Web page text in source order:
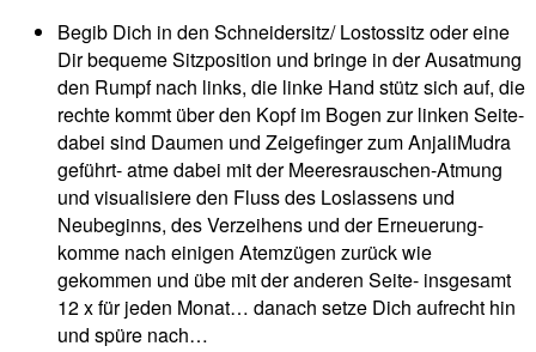
Begib Dich in den Schneidersitz/ Lostossitz oder eine
Dir bequeme Sitzposition und bringe in der Ausatmung
den Rumpf nach links, die linke Hand stütz sich auf, die
rechte kommt über den Kopf im Bogen zur linken Seite-
dabei sind Daumen und Zeigefinger zum AnjaliMudra
geführt- atme dabei mit der Meeresrauschen-Atmung
und visualisiere den Fluss des Loslassens und
Neubeginns, des Verzeihens und der Erneuerung-
komme nach einigen Atemzügen zurück wie
gekommen und übe mit der anderen Seite- insgesamt
12 x für jeden Monat… danach setze Dich aufrecht hin
und spüre nach…